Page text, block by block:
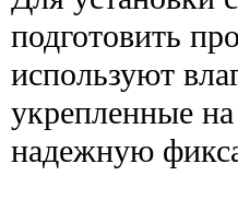
подготовить
используют
укрепленные
надежную